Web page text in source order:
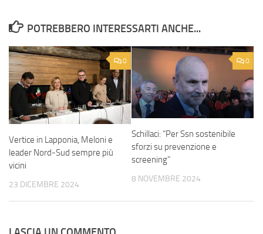
POTREBBERO INTERESSARTI ANCHE...
0
Vertice in Lapponia, Meloni e
leader Nord-Sud sempre più
vicini
23 DICEMBRE 2024
0
Schillaci: “Per Ssn sostenibile
sforzi su prevenzione e
screening”
8 NOVEMBRE 2024